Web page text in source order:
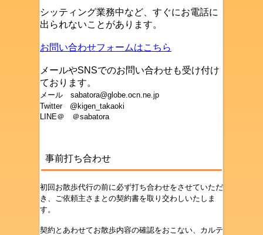
シッティング業務中など、すぐにお電話に
出られないことがあります。
お問い合わせフォームはこちら
メールやSNSでのお問い合わせも受け付け
ております。
メール sabatora@globe.ocn.ne.jp
Twitter @kigen_takaoki
LINE＠ ＠sabatora
事前打ち合わせ
初回お散歩代行の前に必ず打ち合わせをさせていただ
き、ご依頼主さまとの契約書を取り交わしいたしま
す。
契約とあわせてお散歩内容の確認をおこない、カルテ